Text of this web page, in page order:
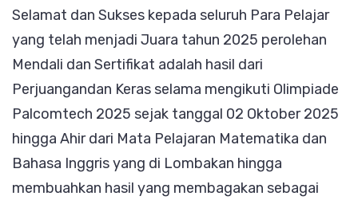
Selamat dan Sukses kepada seluruh Para Pelajar
yang telah menjadi Juara tahun 2025 perolehan
Mendali dan Sertifikat adalah hasil dari
Perjuangandan Keras selama mengikuti Olimpiade
Palcomtech 2025 sejak tanggal 02 Oktober 2025
hingga Ahir dari Mata Pelajaran Matematika dan
Bahasa Inggris yang di Lombakan hingga
membuahkan hasil yang membagakan sebagai